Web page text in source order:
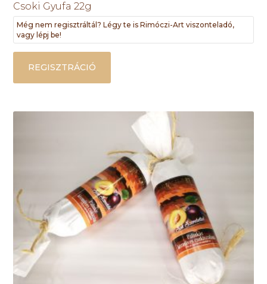
Csoki Gyufa 22g
Még nem regisztráltál? Légy te is Rimóczi-Art viszonteladó,
vagy lépj be!
REGISZTRÁCIÓ